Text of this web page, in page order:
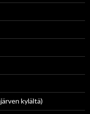
kylältä)